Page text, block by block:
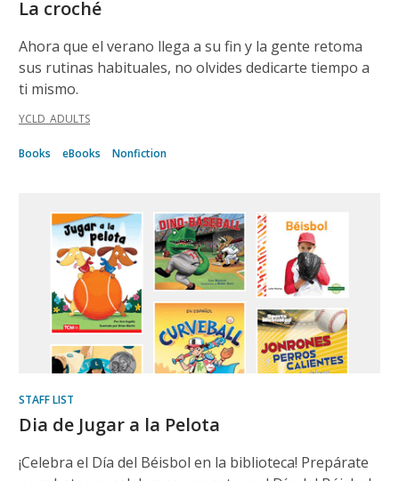
La croché
Ahora que el verano llega a su fin y la gente retoma
sus rutinas habituales, no olvides dedicarte tiempo a
ti mismo.
YCLD_ADULTS
Books eBooks Nonfiction
STAFF LIST
Dia de Jugar a la Pelota
¡Celebra el Día del Béisbol en la biblioteca! Prepárate